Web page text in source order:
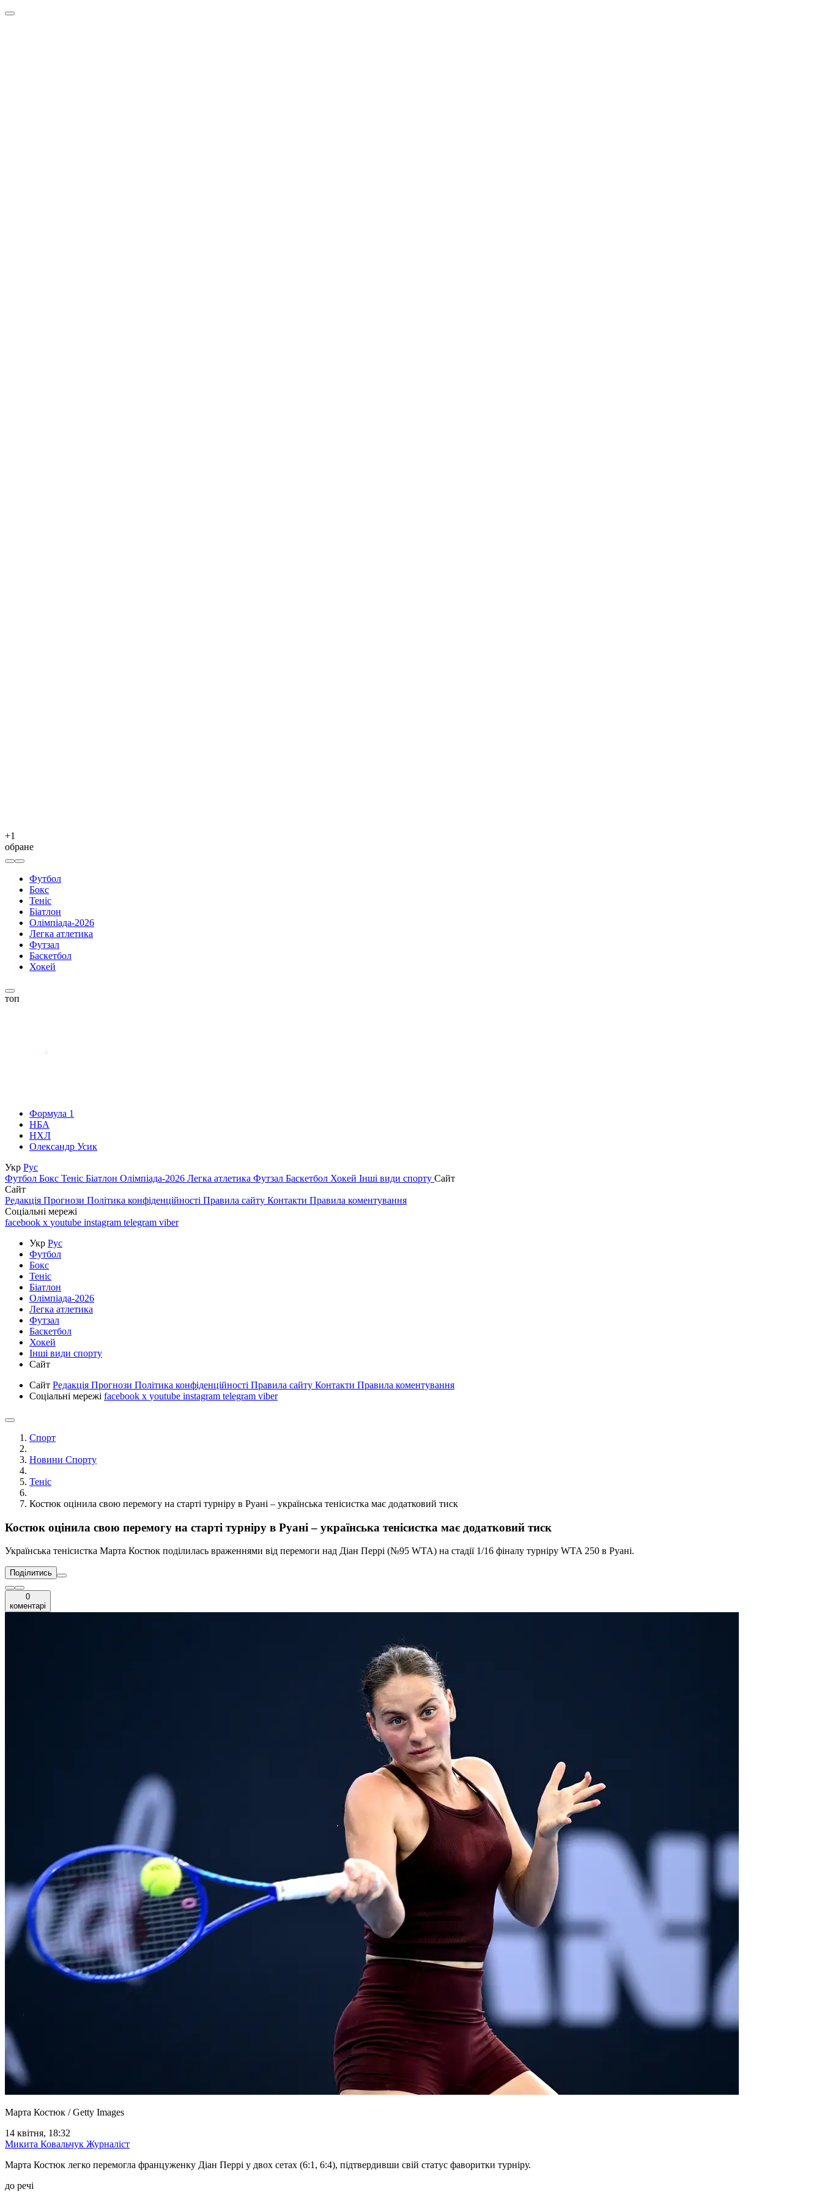
+1
обране
Футбол
Бокс
Теніс
Біатлон
Олімпіада-2026
Легка атлетика
Футзал
Баскетбол
Хокей
топ
Формула 1
НБА
НХЛ
Олександр Усик
Укр Рус
Футбол Бокс Теніс Біатлон Олімпіада-2026 Легка атлетика Футзал Баскетбол Хокей Інші види спорту Сайт
Сайт
Редакція Прогнози Політика конфіденційності Правила сайту Контакти Правила коментування
Соціальні мережі
facebook x youtube instagram telegram viber
Укр Рус
Футбол
Бокс
Теніс
Біатлон
Олімпіада-2026
Легка атлетика
Футзал
Баскетбол
Хокей
Інші види спорту
Сайт
Сайт Редакція Прогнози Політика конфіденційності Правила сайту Контакти Правила коментування
Соціальні мережі facebook x youtube instagram telegram viber
Спорт
Новини Спорту
Теніс
Костюк оцінила свою перемогу на старті турніру в Руані – українська тенісистка має додатковий тиск
Костюк оцінила свою перемогу на старті турніру в Руані – українська тенісистка має додатковий тиск
Українська тенісистка Марта Костюк поділилась враженнями від перемоги над Діан Перрі (№95 WTA) на стадії 1/16 фіналу турніру WTA 250 в Руані.
Поділитись
0
коментарі
Марта Костюк / Getty Images
14 квітня, 18:32
Микита Ковальчук Журналіст
Марта Костюк легко перемогла француженку Діан Перрі у двох сетах (6:1, 6:4), підтвердивши свій статус фаворитки турніру.
до речі